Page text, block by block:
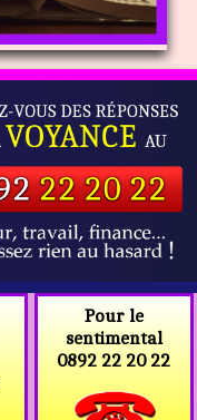
Pour le
sentimental
0892 22 20 22